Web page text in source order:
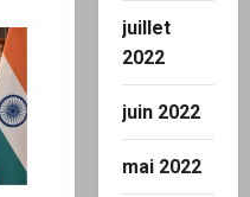
juillet
2022
juin 2022
mai 2022